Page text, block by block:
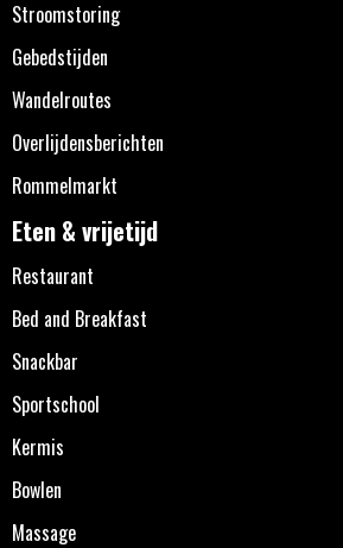
Stroomstoring
Gebedstijden
Wandelroutes
Overlijdensberichten
Rommelmarkt
Eten & vrijetijd
Restaurant
Bed and Breakfast
Snackbar
Sportschool
Kermis
Bowlen
Massage